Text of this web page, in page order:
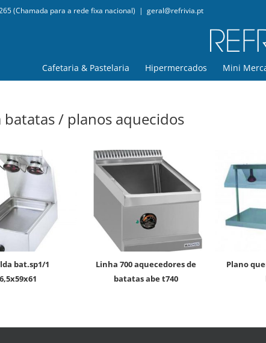
(Chamada para a rede fixa nacional) | geral@refrivia.pt
Cafetaria & Pastelaria Hipermercados Mini
batatas / planos aquecidos
linha 700 aquecedores de
batatas abe t740
plano quente pci-4713 c/3